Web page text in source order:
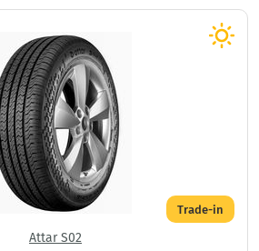
Trade-in
Attar S02